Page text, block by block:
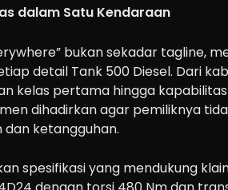
dalam Satu Kendaraan
bukan sekadar tagline,
detail Tank 500 Diesel. Dari
kelas pertama hingga
dihadirkan agar pemiliknya
ketangguhan.
spesifikasi yang mendukung